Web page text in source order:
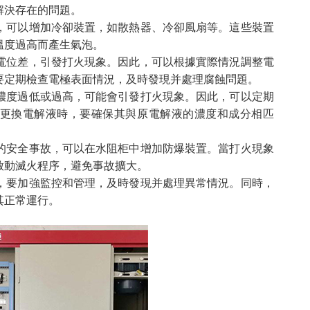
存在的問題。
可以增加冷卻裝置，如散熱器、冷卻風扇等。這些裝置
過高而產生氣泡。
差，引發打火現象。因此，可以根據實際情況調整電
期檢查電極表面情況，及時發現并處理腐蝕問題。
過低或過高，可能會引發打火現象。因此，可以定期
換電解液時，要確保其與原電解液的濃度和成分相匹
全事故，可以在水阻柜中增加防爆裝置。當打火現象
滅火程序，避免事故擴大。
加強監控和管理，及時發現并處理異常情況。同時，
常運行。